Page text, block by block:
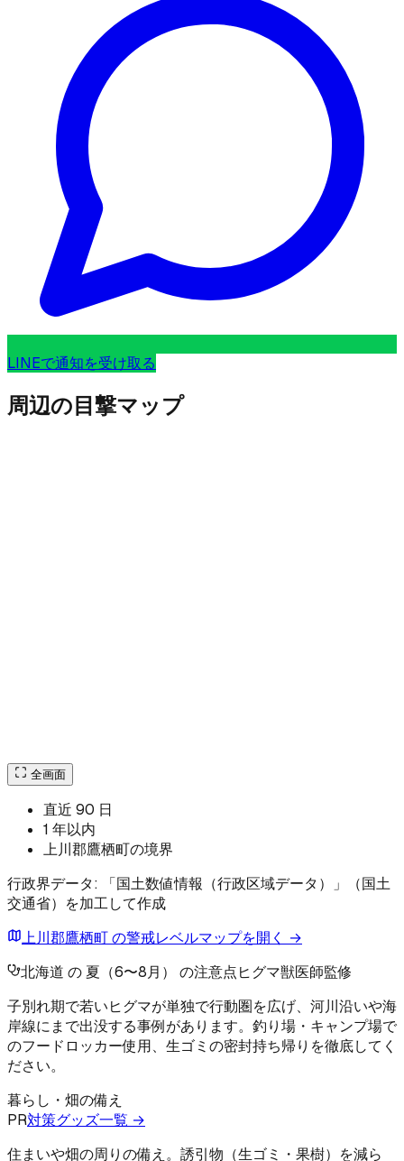
LINEで通知を受け取る
周辺の目撃マップ
全画面
直近 90 日
1 年以内
上川郡鷹栖町の境界
行政界データ: 「国土数値情報（行政区域データ）」（国土
交通省）を加工して作成
上川郡鷹栖町 の警戒レベルマップを開く →
北海道 の 夏（6〜8月） の注意点ヒグマ獣医師監修
子別れ期で若いヒグマが単独で行動圏を広げ、河川沿いや海
岸線にまで出没する事例があります。釣り場・キャンプ場で
のフードロッカー使用、生ゴミの密封持ち帰りを徹底してく
ださい。
暮らし・畑の備え
PR対策グッズ一覧 →
住まいや畑の周りの備え。誘引物（生ゴミ・果樹）を減ら